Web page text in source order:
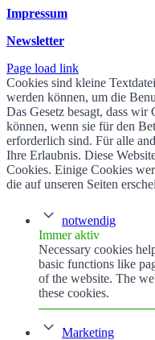
Impressum
Newsletter
Page load link
Cookies sind kleine
werden können, um die
Das Gesetz besagt, dass
können, wenn sie für den
erforderlich sind. Für alle
Ihre Erlaubnis. Diese
Cookies. Einige Cookies
die auf unseren Seiten
notwendig
Immer aktiv
Necessary cookies
basic functions like
of the website. The
these cookies.
Marketing